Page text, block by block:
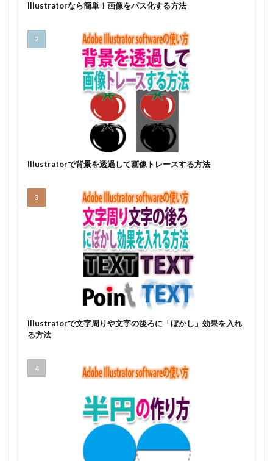
Illustratorなら簡単！画像をパス化する方法
Illustratorで背景を透過して画像トレースする方法
Illustratorで文字周りや文字の後ろに「ぼかし」効果を入れ
る方法